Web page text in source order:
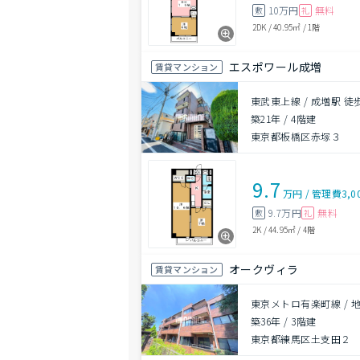
敷 10万円 礼 無料
2DK /40.95㎡ / 1階
賃貸マンション エスポワール成増
東武東上線 / 成増駅 徒
築21年 /4階建
東京都板橋区赤塚３
9.7 万円 /管理費
敷 9.7万円 礼 無料
2K /44.95㎡ / 4階
賃貸マンション オークヴィラ
東京メトロ有楽町線 /
築36年 / 3階建
東京都練馬区土支田２